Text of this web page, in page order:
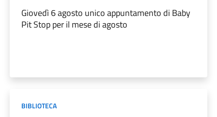
Giovedì 6 agosto unico appuntamento di Baby
Pit Stop per il mese di agosto
BIBLIOTECA